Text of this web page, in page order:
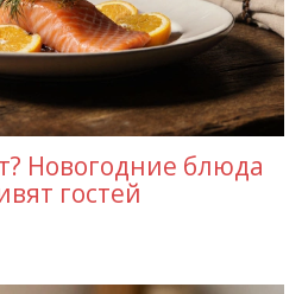
Новогодние блюда
гостей